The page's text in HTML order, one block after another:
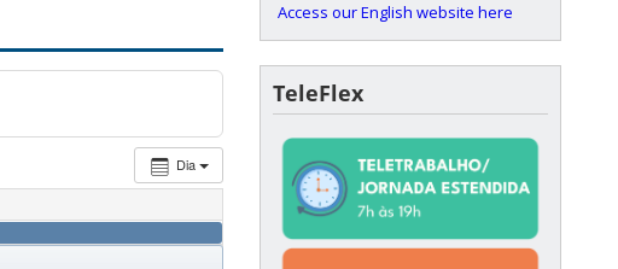
Dia
Access our English website here
TeleFlex